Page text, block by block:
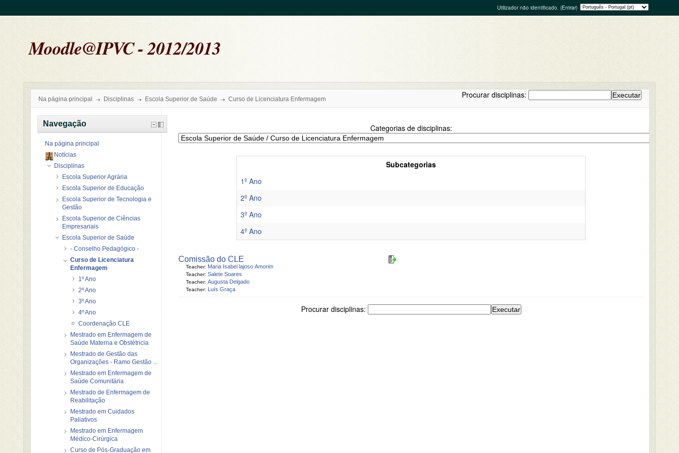
Utilizador não identificado. (Entrar)
Moodle@IPVC - 2012/2013
Na página principal Disciplinas Escola Superior de Saúde Curso de Licenciatura Enfermagem Procurar disciplinas:
Categorias de disciplinas:
Subcategorias
1º Ano
2º Ano
3º Ano
4º Ano
Comissão do CLE
Teacher: Maria Isabel lajoso Amorim
Teacher: Salete Soares
Teacher: Augusta Delgado
Teacher: Luís Graça
Procurar disciplinas:
Navegação
Na página principal
Notícias
Disciplinas
Escola Superior Agrária
Escola Superior de Educação
Escola Superior de Tecnologia e
Gestão
Escola Superior de Ciências
Empresariais
Escola Superior de Saúde
- Conselho Pedagógico -
Curso de Licenciatura
Enfermagem
1º Ano
2º Ano
3º Ano
4º Ano
Coordenação CLE
Mestrado em Enfermagem de
Saúde Materna e Obstétricia
Mestrado de Gestão das
Organizações - Ramo Gestão ...
Mestrado em Enfermagem de
Saúde Comunitária
Mestrado de Enfermagem de
Reabilitação
Mestrado em Cuidados
Paliativos
Mestrado em Enfermagem
Médico-Cirúrgica
Curso de Pós-Graduação em